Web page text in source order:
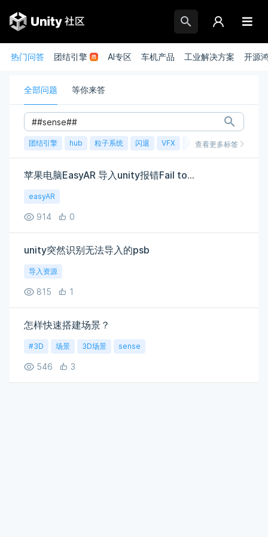
热门问答 团结引擎 AI专区 车机产品 工业解决方案 开源
全部问题 等你来答
团结引擎 hub 粒子系统 闪退 VFX 崩溃 账号 渲染
查看更多标签
苹果电脑EasyAR 导入unity报错Fail to...
easyAR
914 0
unity突然识别无法导入的psb
导入资源
815 1
怎样快速搭建场景？
#3D 场景 3D场景 sense
546 3